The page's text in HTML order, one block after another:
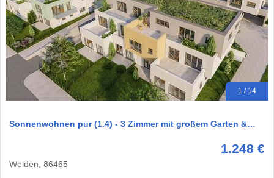
1 / 14
Sonnenwohnen pur (1.4) - 3 Zimmer mit großem Garten &…
1.248 €
Welden, 86465